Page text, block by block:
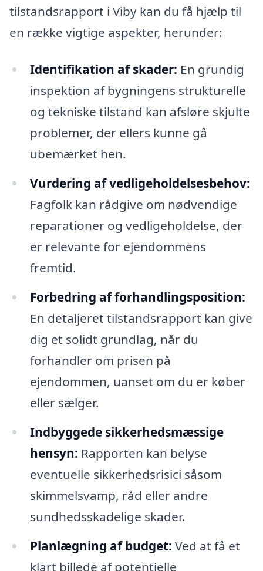
tilstandsrapport i Viby kan du få hjælp til
en række vigtige aspekter, herunder:
Identifikation af skader: En grundig
inspektion af bygningens strukturelle
og tekniske tilstand kan afsløre skjulte
problemer, der ellers kunne gå
ubemærket hen.
Vurdering af vedligeholdelsesbehov:
Fagfolk kan rådgive om nødvendige
reparationer og vedligeholdelse, der
er relevante for ejendommens
fremtid.
Forbedring af forhandlingsposition:
En detaljeret tilstandsrapport kan give
dig et solidt grundlag, når du
forhandler om prisen på
ejendommen, uanset om du er køber
eller sælger.
Indbyggede sikkerhedsmæssige
hensyn: Rapporten kan belyse
eventuelle sikkerhedsrisici såsom
skimmelsvamp, råd eller andre
sundhedsskadelige skader.
Planlægning af budget: Ved at få et
klart billede af potentielle